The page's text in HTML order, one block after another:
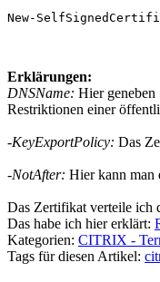
New-
Erklärungen:
DNSName: Hier geneben
Restriktionen einer
-KeyExportPolicy: Das
-NotAfter: Hier kann man
Das Zertifikat verteile ich
Das habe ich hier erklärt:
Kategorien: CITRIX -
Tags für diesen Artikel: